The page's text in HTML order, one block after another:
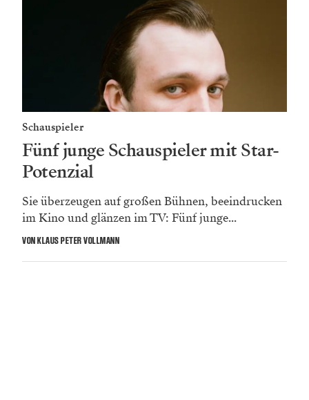
Schauspieler
Fünf junge Schauspieler mit Star-
Potenzial
Sie überzeugen auf großen Bühnen, beeindrucken
im Kino und glänzen im TV: Fünf junge...
VON KLAUS PETER VOLLMANN